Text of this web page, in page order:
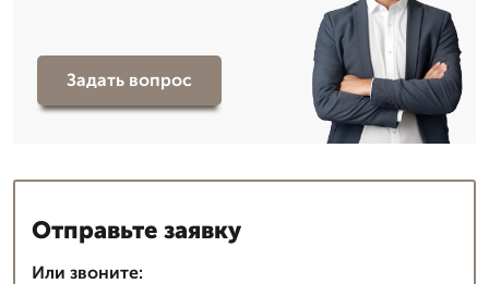
Задать вопрос
Отправьте заявку
Или звоните: